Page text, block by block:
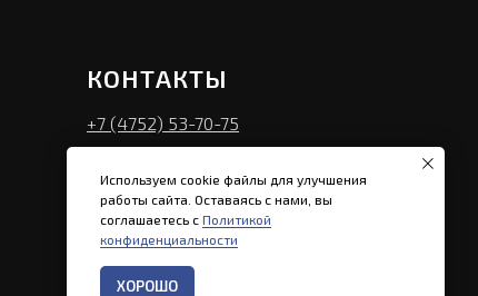
КОНТАКТЫ
+7 (4752) 53-70-75
Пн - Пт: 9.00–17.00
г. Тамбов, Советская 191К
Используем cookie файлы для улучшения
работы сайта. Оставаясь с нами, вы
соглашаетесь с Политикой
конфиденциальности
ХОРОШО